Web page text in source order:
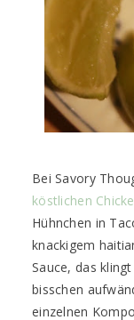
Bei Savory
köstlichen
Hühnchen in
knackigem
Sauce, das
bisschen
einzelnen